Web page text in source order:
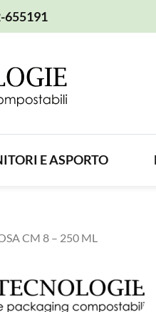
655191
E ASPORTO
CM 8 – 250 ML